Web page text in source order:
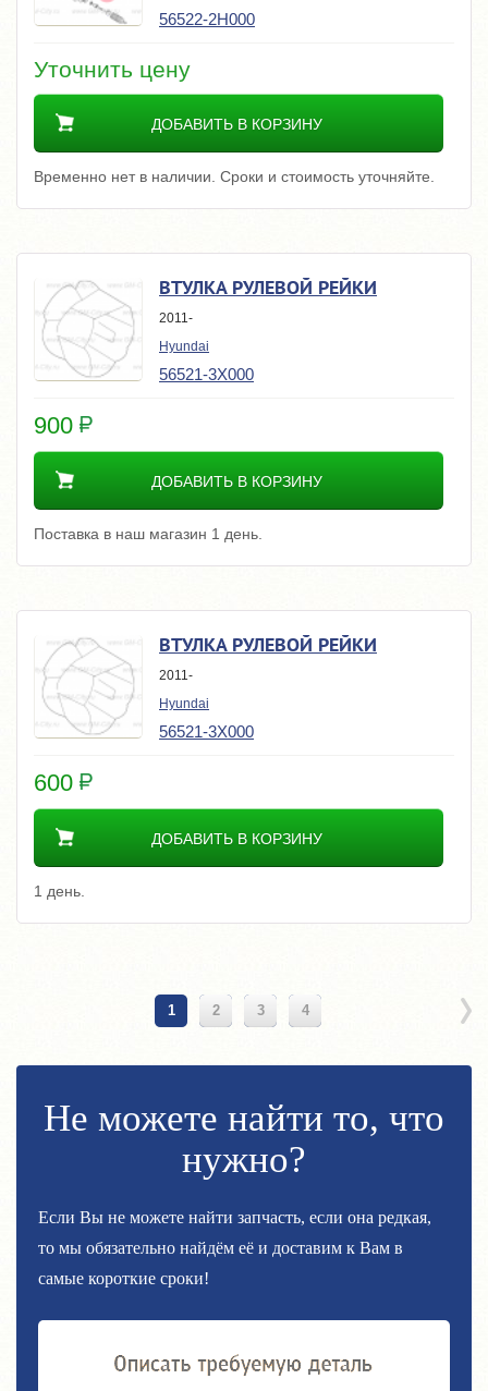
56522-2H000
Уточнить цену
ДОБАВИТЬ В КОРЗИНУ
Временно нет в наличии. Сроки и стоимость уточняйте.
ВТУЛКА РУЛЕВОЙ РЕЙКИ
2011-
Hyundai
56521-3X000
900
ДОБАВИТЬ В КОРЗИНУ
Поставка в наш магазин 1 день.
ВТУЛКА РУЛЕВОЙ РЕЙКИ
2011-
Hyundai
56521-3X000
600
ДОБАВИТЬ В КОРЗИНУ
1 день.
1 2 3 4
Не можете найти то, что
нужно?
Если Вы не можете найти запчасть, если она редкая,
то мы обязательно найдём её и доставим к Вам в
самые короткие сроки!